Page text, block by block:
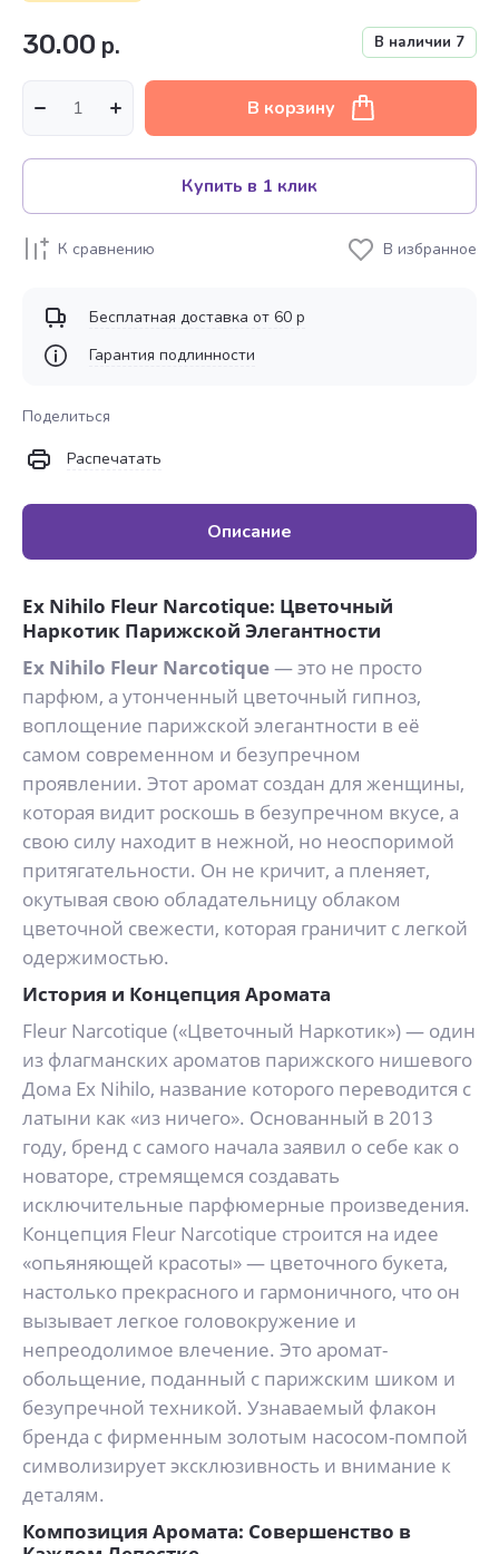
В наличии 7
30.00 р.
В корзину
Купить в 1 клик
К сравнению В избранное
Бесплатная доставка от 60 р
Гарантия подлинности
Поделиться
Распечатать
Описание
Ex Nihilo Fleur Narcotique: Цветочный
Наркотик Парижской Элегантности
Ex Nihilo Fleur Narcotique— это не просто
парфюм, а утонченный цветочный гипноз,
воплощение парижской элегантности в её
самом современном и безупречном
проявлении. Этот аромат создан для женщины,
которая видит роскошь в безупречном вкусе, а
свою силу находит в нежной, но неоспоримой
притягательности. Он не кричит, а пленяет,
окутывая свою обладательницу облаком
цветочной свежести, которая граничит с легкой
одержимостью.
История и Концепция Аромата
Fleur Narcotique («Цветочный Наркотик») — один
из флагманских ароматов парижского нишевого
Дома Ex Nihilo, название которого переводится с
латыни как «из ничего». Основанный в 2013
году, бренд с самого начала заявил о себе как о
новаторе, стремящемся создавать
исключительные парфюмерные произведения.
Концепция Fleur Narcotique строится на идее
«опьяняющей красоты» — цветочного букета,
настолько прекрасного и гармоничного, что он
вызывает легкое головокружение и
непреодолимое влечение. Это аромат-
обольщение, поданный с парижским шиком и
безупречной техникой. Узнаваемый флакон
бренда с фирменным золотым насосом-помпой
символизирует эксклюзивность и внимание к
деталям.
Композиция Аромата: Совершенство в